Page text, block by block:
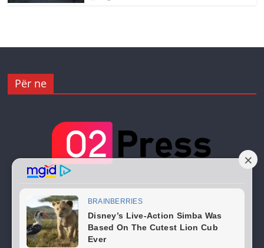
Për ne
Copyright © 202602 Press. All rights reserved.
Theme:ColorMagby ThemeGrill. Powered by